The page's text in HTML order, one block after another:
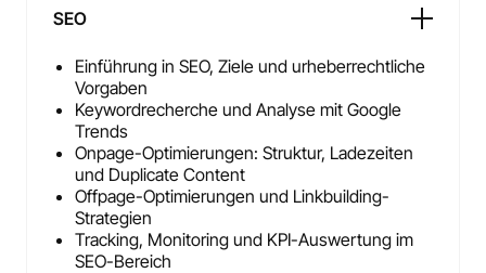
SEO
Einführung in SEO, Ziele und urheberrechtliche
Vorgaben
Keywordrecherche und Analyse mit Google
Trends
Onpage-Optimierungen: Struktur, Ladezeiten
und Duplicate Content
Offpage-Optimierungen und Linkbuilding-
Strategien
Tracking, Monitoring und KPI-Auswertung im
SEO-Bereich